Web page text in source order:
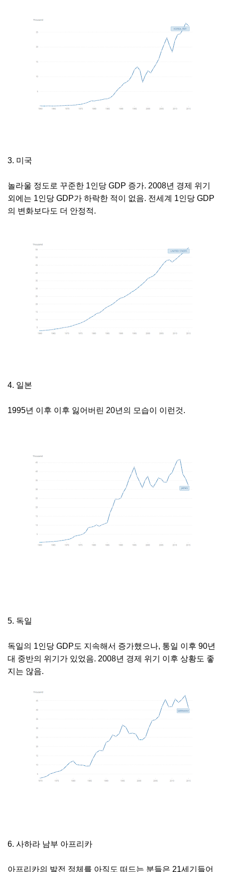
3. 미국
놀라울 정도로 꾸준한 1인당 GDP 증가. 2008년 경제 위기
외에는 1인당 GDP가 하락한 적이 없음. 전세계 1인당 GDP
의 변화보다도 더 안정적.
4. 일본
1995년 이후 이후 잃어버린 20년의 모습이 이런것.
5. 독일
독일의 1인당 GDP도 지속해서 증가했으나, 통일 이후 90년
대 중반의 위기가 있었음. 2008년 경제 위기 이후 상황도 좋
지는 않음.
6. 사하라 남부 아프리카
아프리카의 발전 정체를 아직도 떠드는 분들은 21세기들어